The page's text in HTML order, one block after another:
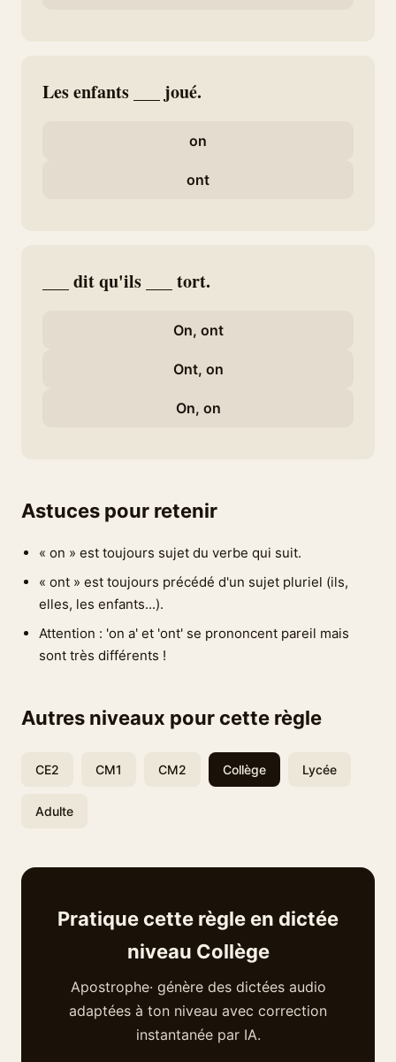
Les enfants ___ joué.
on
ont
___ dit qu'ils ___ tort.
On, ont
Ont, on
On, on
Astuces pour retenir
« on » est toujours sujet du verbe qui suit.
« ont » est toujours précédé d'un sujet pluriel (ils,
elles, les enfants...).
Attention : 'on a' et 'ont' se prononcent pareil mais
sont très différents !
Autres niveaux pour cette règle
CE2 CM1 CM2 Collège Lycée
Adulte
Pratique cette règle en dictée
niveau Collège
Apostrophe· génère des dictées audio
adaptées à ton niveau avec correction
instantanée par IA.